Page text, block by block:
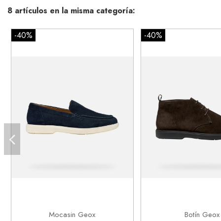
8 artículos en la misma categoría:
-40%
Mocasin Geox
Añadir al carrito
-40%
Botín Geox
Añadir al